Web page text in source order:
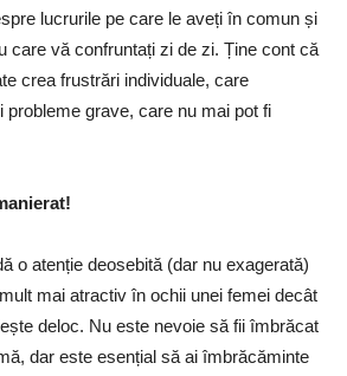
lucrurile pe care le aveți în comun și
care vă confruntați zi de zi. Ține cont că
crea frustrări individuale, care
probleme grave, care nu mai pot fi
o atenție deosebită (dar nu exagerată)
mai atractiv în ochii unei femei decât
deloc. Nu este nevoie să fii îmbrăcat
dar este esențial să ai îmbrăcăminte